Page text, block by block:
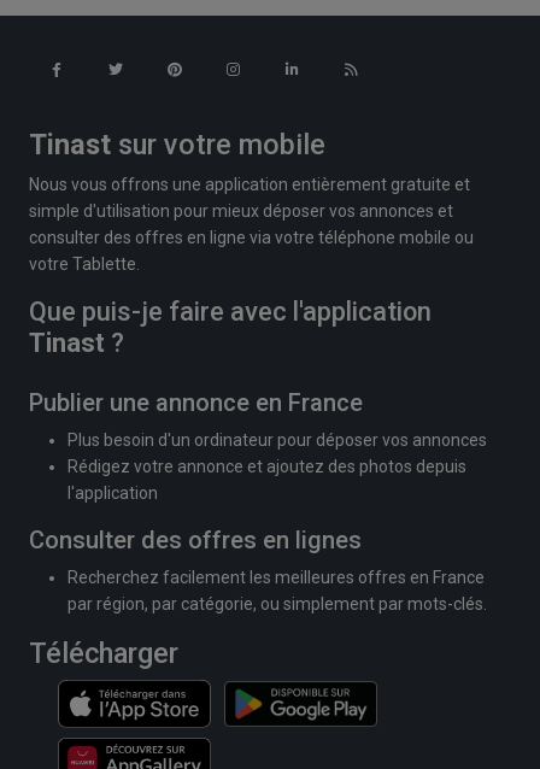
Tinast sur votre mobile
Nous vous offrons une application entièrement gratuite et
simple d'utilisation pour mieux déposer vos annonces et
consulter des offres en ligne via votre téléphone mobile ou
votre Tablette.
Que puis-je faire avec l'application
Tinast ?
Publier une annonce en France
Plus besoin d'un ordinateur pour déposer vos annonces
Rédigez votre annonce et ajoutez des photos depuis
l'application
Consulter des offres en lignes
Recherchez facilement les meilleures offres en France
par région, par catégorie, ou simplement par mots-clés.
Télécharger